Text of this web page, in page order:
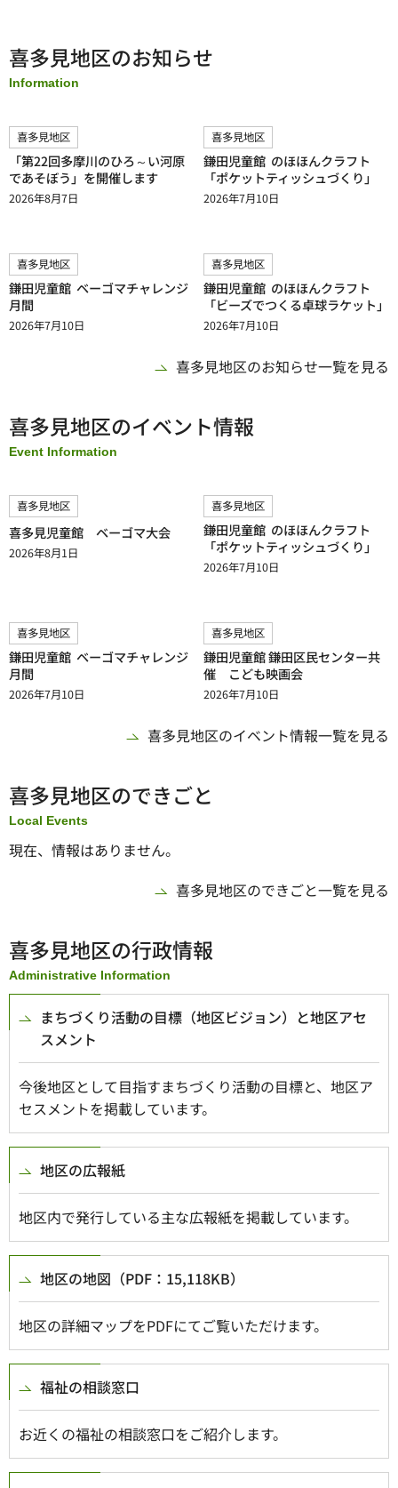
喜多見地区のお知らせ
Information
喜多見地区
「第22回多摩川のひろ～い河原
であそぼう」を開催します
2026年8月7日
喜多見地区
鎌田児童館 のほほんクラフト
「ポケットティッシュづくり」
2026年7月10日
喜多見地区
鎌田児童館 ベーゴマチャレンジ
月間
2026年7月10日
喜多見地区
鎌田児童館 のほほんクラフト
「ビーズでつくる卓球ラケット」
2026年7月10日
喜多見地区のお知らせ一覧を見る
喜多見地区のイベント情報
Event Information
喜多見地区
喜多見児童館 ベーゴマ大会
2026年8月1日
喜多見地区
鎌田児童館 のほほんクラフト
「ポケットティッシュづくり」
2026年7月10日
喜多見地区
鎌田児童館 ベーゴマチャレンジ
月間
2026年7月10日
喜多見地区
鎌田児童館 鎌田区民センター共
催 こども映画会
2026年7月10日
喜多見地区のイベント情報一覧を見る
喜多見地区のできごと
Local Events
現在、情報はありません。
喜多見地区のできごと一覧を見る
喜多見地区の行政情報
Administrative Information
まちづくり活動の目標（地区ビジョン）と地区アセ
スメント
今後地区として目指すまちづくり活動の目標と、地区ア
セスメントを掲載しています。
地区の広報紙
地区内で発行している主な広報紙を掲載しています。
地区の地図（PDF：15,118KB）
地区の詳細マップをPDFにてご覧いただけます。
福祉の相談窓口
お近くの福祉の相談窓口をご紹介します。